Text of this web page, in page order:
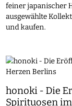
feiner japanischer
ausgewählte
und kaufen.
honoki - Die
Spirituosen